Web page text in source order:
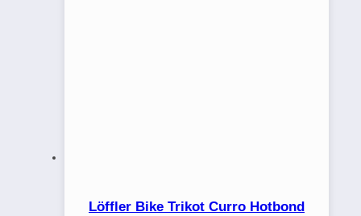
Löffler Bike Trikot Curro Hotbond